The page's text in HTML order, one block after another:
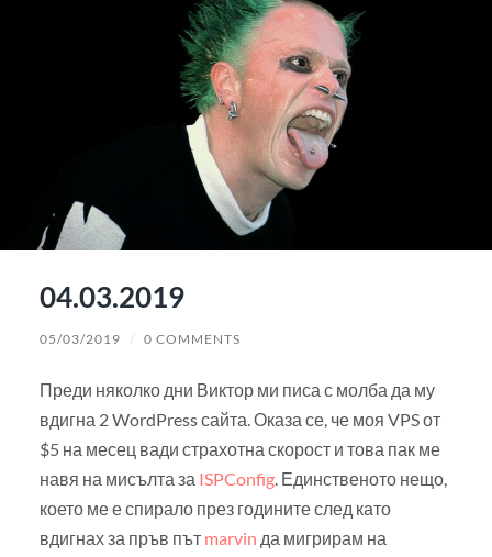
04.03.2019
05/03/2019 / 0 COMMENTS
Преди няколко дни Виктор ми писа с молба да му
вдигна 2 WordPress сайта. Оказа се, че моя VPS от
$5 на месец вади страхотна скорост и това пак ме
навя на мисълта за ISPConfig. Единственото нещо,
което ме е спирало през годините след като
вдигнах за пръв път marvin да мигрирам на